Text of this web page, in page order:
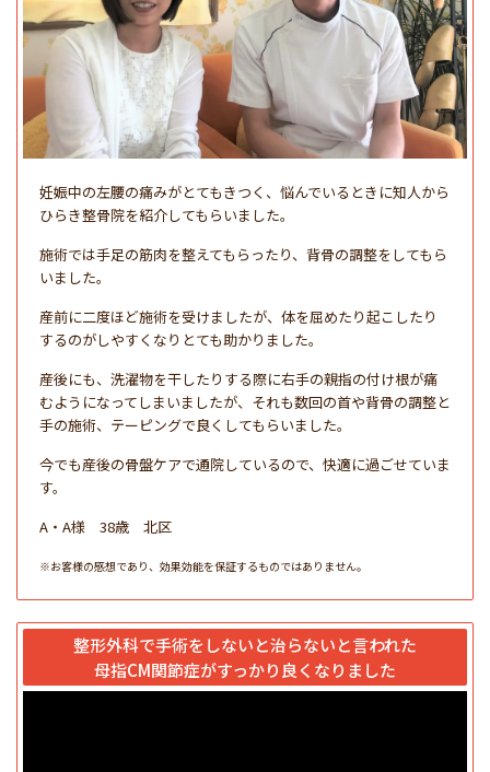
妊娠中の左腰の痛みがとてもきつく、悩んでいるときに知人から
ひらき整骨院を紹介してもらいました。
施術では手足の筋肉を整えてもらったり、背骨の調整をしてもら
いました。
産前に二度ほど施術を受けましたが、体を屈めたり起こしたり
するのがしやすくなりとても助かりました。
産後にも、洗濯物を干したりする際に右手の親指の付け根が痛
むようになってしまいましたが、それも数回の首や背骨の調整と
手の施術、テーピングで良くしてもらいました。
今でも産後の骨盤ケアで通院しているので、快適に過ごせていま
す。
A・A様 38歳 北区
※お客様の感想であり、効果効能を保証するものではありません。
整形外科で手術をしないと治らないと言われた
母指CM関節症がすっかり良くなりました